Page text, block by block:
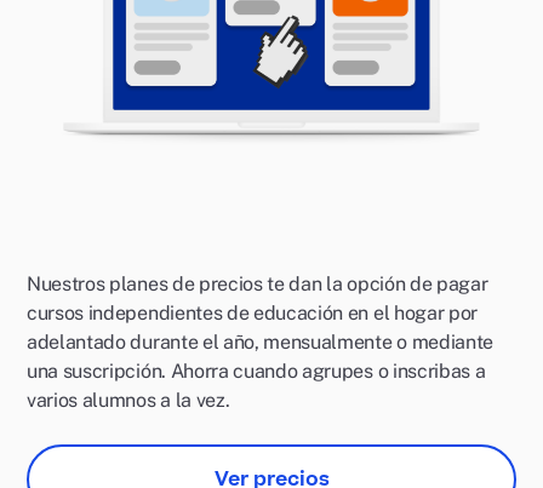
Nuestros planes de precios te dan la opción de pagar
cursos independientes de educación en el hogar por
adelantado durante el año, mensualmente o mediante
una suscripción. Ahorra cuando agrupes o inscribas a
varios alumnos a la vez.
Ver precios